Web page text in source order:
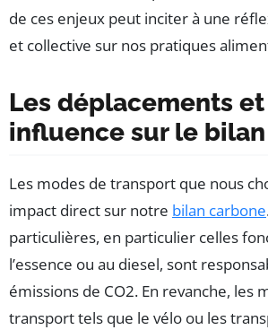
de ces enjeux peut inciter à une
et collective sur nos pratiques
Les déplacements
influence sur le
Les modes de transport que nous
impact direct sur notre bilan carbone
particulières, en particulier celles
l’essence ou au diesel, sont
émissions de CO2. En revanche, les
transport tels que le vélo ou les